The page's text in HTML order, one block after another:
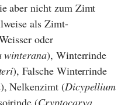
aber nicht zum Zimt
als Zimt-
oder
winterana), Winterrinde
), Falsche Winterrinde
), Nelkenzimt (Dicypellium